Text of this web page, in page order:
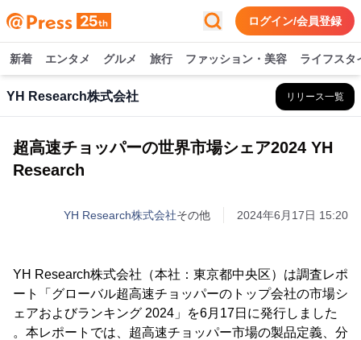
ログイン/会員登録
新着 エンタメ グルメ 旅行 ファッション・美容 ライフスタ
YH Research株式会社 リリース一覧
超高速チョッパーの世界市場シェア2024 YH
Research
YH Research株式会社その他 2024年6月17日 15:20
YH Research株式会社（本社：東京都中央区）は調査レポ
ート「グローバル超高速チョッパーのトップ会社の市場シ
ェアおよびランキング 2024」を6月17日に発行しました
。本レポートでは、超高速チョッパー市場の製品定義、分